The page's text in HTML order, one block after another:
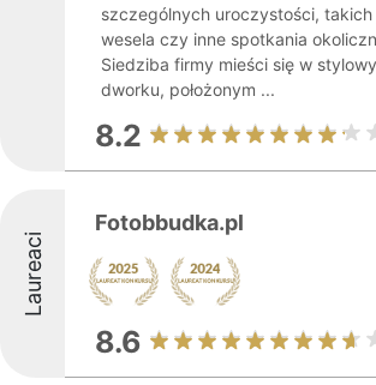
szczególnych uroczystości, takich
wesela czy inne spotkania
Siedziba firmy mieści się w
dworku, położonym ...
8.2
Laureaci
Fotobbudka.pl
8.6